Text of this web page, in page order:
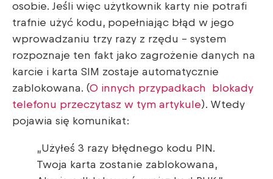
osobie. Jeśli więc użytkownik karty nie potrafi
trafnie użyć kodu, popełniając błąd w jego
wprowadzaniu trzy razy z rzędu – system
rozpoznaje ten fakt jako zagrożenie danych na
karcie i karta SIM zostaje automatycznie
zablokowana. (O innych przypadkach blokady
telefonu przeczytasz w tym artykule). Wtedy
pojawia się komunikat:
„Użyłeś 3 razy błędnego kodu PIN.
Twoja karta zostanie zablokowana,